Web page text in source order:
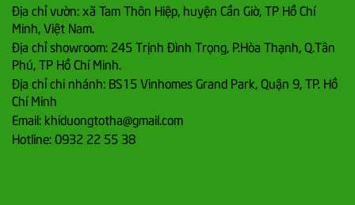
Địa chỉ vườn: xã Tam Thôn Hiệp, huyện Cần Giờ, TP Hồ Chí
Minh, Việt Nam.
Địa chỉ showroom: 245 Trịnh Đình Trọng, P.Hòa Thạnh, Q.Tân
Phú, TP Hồ Chí Minh.
Địa chỉ chi nhánh: BS15 Vinhomes Grand Park, Quận 9, TP. Hồ
Chí Minh
Email: khiduongtotha@gmail.com
Hotline: 0932 22 55 38